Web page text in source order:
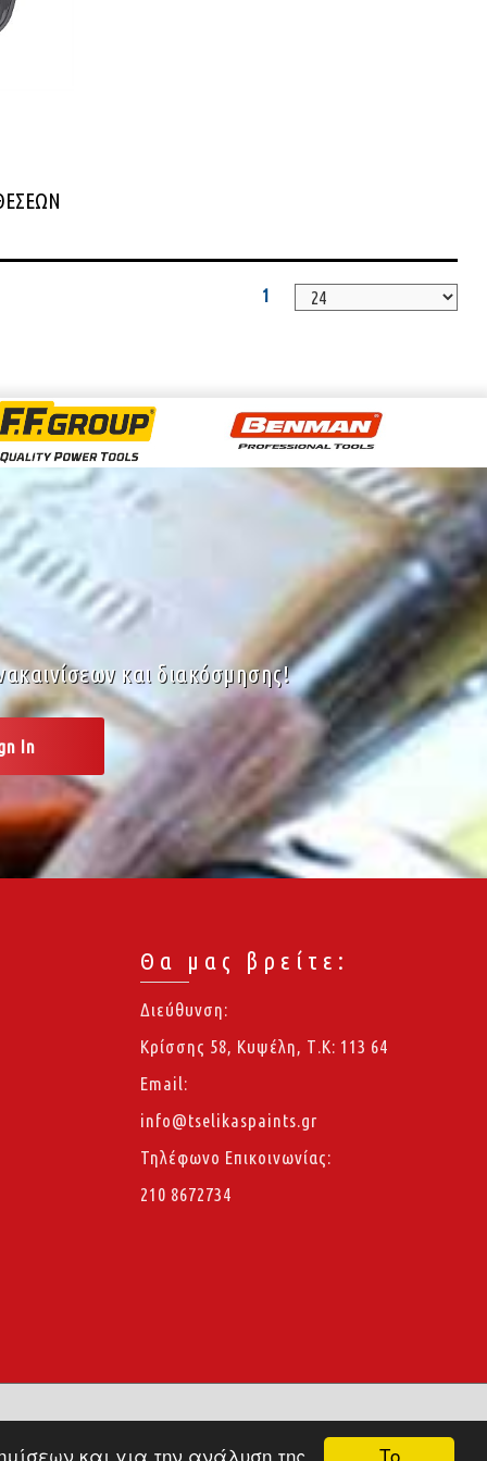
Το
και για την ανάλυση της
1
και διακόσμησης!
Θα μας βρείτε:
Διεύθυνση:
Κρίσσης 58, Κυψέλη, Τ.Κ: 113 64
Email:
info@tselikaspaints.gr
Τηλέφωνο Επικοινωνίας:
210 8672734